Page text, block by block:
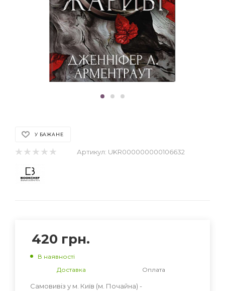
У БАЖАНЕ
Артикул: UKR000000000106632
420 грн.
В наявності
Доставка
Оплата
Самовивіз у м. Київ (м. Почайна) -